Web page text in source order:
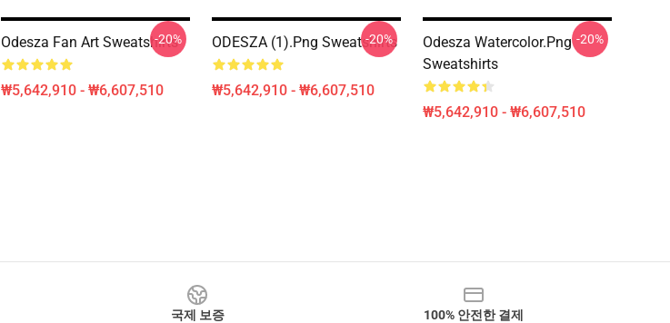
Odesza Fan Art Sweatshirts
₩5,642,910 - ₩6,607,510
-20% ODESZA (1).png Sweatshirts
₩5,642,910 - ₩6,607,510
-20%
Odesza Watercolor.png
Sweatshirts
₩5,642,910 - ₩6,607,510
-20%
국제 보증
100% 안전한 결제